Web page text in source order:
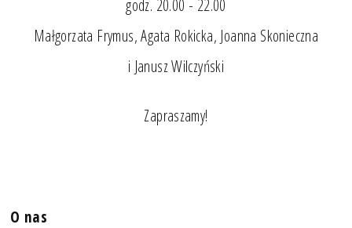
godz. 20.00 - 22.00
Małgorzata Frymus, Agata Rokicka, Joanna Skonieczna
i Janusz Wilczyński
Zapraszamy!
O nas